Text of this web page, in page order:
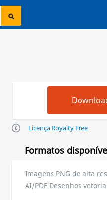
Licença Royalty Free
Formatos
Imagens PNG de alta
AI/PDF Desenhos